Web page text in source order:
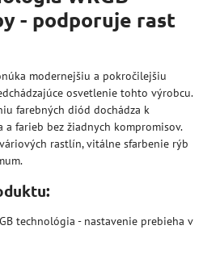
- podporuje rast
modernejšiu a pokročilejšiu
osvetlenie tohto výrobcu.
farebných diód dochádza k
farieb bez žiadnych kompromisov.
rastlín, vitálne sfarbenie rýb
technológia - nastavenie prebieha v